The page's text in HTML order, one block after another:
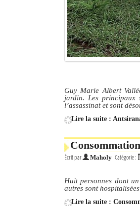
Guy Marie Albert
jardin. Les principaux
l’assassinat et sont
Lire la suite :
Écrit par Maholy Catégorie :
Huit personnes dont
autres sont
Lire la suite :